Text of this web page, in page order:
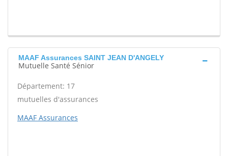
MAAF Assurances SAINT JEAN D'ANGELY
Mutuelle Santé Sénior
Département: 17
mutuelles d'assurances
MAAF Assurances